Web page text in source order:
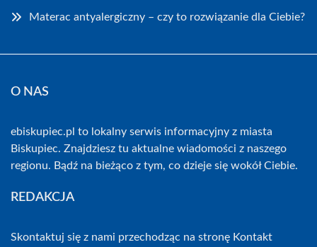
Materac antyalergiczny – czy to rozwiązanie dla Ciebie?
O NAS
ebiskupiec.pl to lokalny serwis informacyjny z miasta
Biskupiec. Znajdziesz tu aktualne wiadomości z naszego
regionu. Bądź na bieżąco z tym, co dzieje się wokół Ciebie.
REDAKCJA
Skontaktuj się z nami przechodząc na stronę Kontakt